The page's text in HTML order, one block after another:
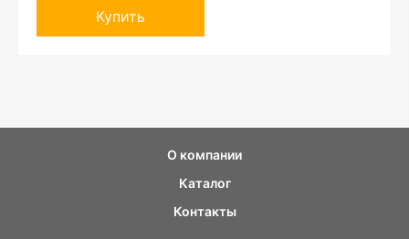
Купить
О компании
Каталог
Контакты